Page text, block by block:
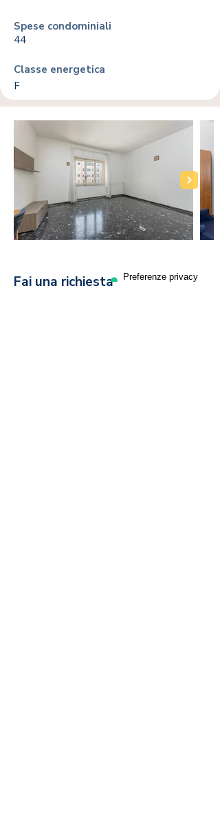
Spese condominiali
44
Classe energetica
F
Fai una richiesta